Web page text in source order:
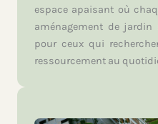
espace apaisant où
aménagement de jardin
pour ceux qui
ressourcement au